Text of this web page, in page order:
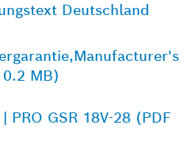
Deutschland
MB)
GSR 18V-28 (PDF